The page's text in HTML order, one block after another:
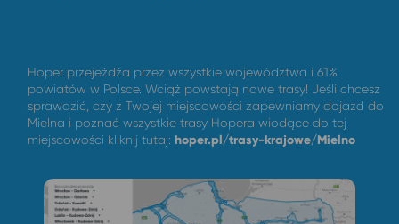
Hoper przejeżdża przez wszystkie województwa i 61%
powiatów w Polsce. Wciąż powstają nowe trasy! Jeśli chcesz
sprawdzić, czy z Twojej miejscowości zapewniamy dojazd do
Mielna i poznać wszystkie trasy Hopera wiodące do tej
miejscowości kliknij tutaj: hoper.pl/trasy-krajowe/Mielno